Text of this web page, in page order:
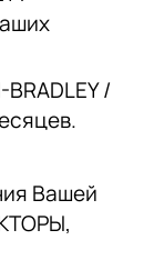
/
Вашей